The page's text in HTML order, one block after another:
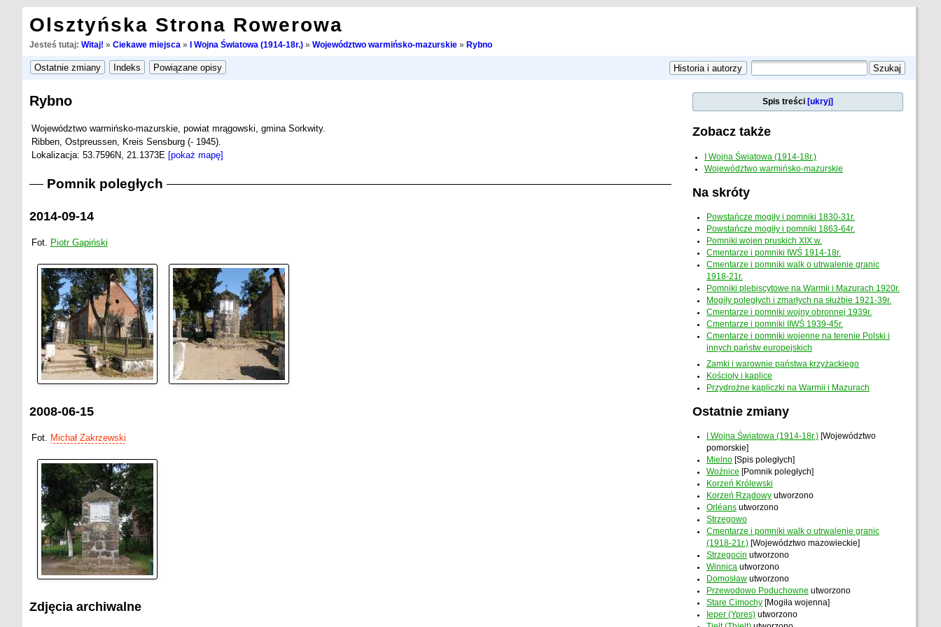
Olsztyńska Strona Rowerowa
Jesteś tutaj: Witaj! » Ciekawe miejsca » I Wojna Światowa (1914-18r.)» Województwo warmińsko-mazurskie» Rybno
Rybno
Województwo warmińsko-mazurskie, powiat mrągowski, gmina Sorkwity.
Ribben, Ostpreussen, Kreis Sensburg (- 1945).
Lokalizacja: 53.7596N, 21.1373E [pokaż mapę]
Pomnik poległych
2014-09-14
Fot. Piotr Gapiński
2008-06-15
Fot. Michał Zakrzewski
Zdjęcia archiwalne
Spis treści [ukryj]
Zobacz także
I Wojna Światowa (1914-18r.)
Województwo warmińsko-mazurskie
Na skróty
Powstańcze mogiły i pomniki 1830-31r.
Powstańcze mogiły i pomniki 1863-64r.
Pomniki wojen pruskich XIX w.
Cmentarze i pomniki IWŚ 1914-18r.
Cmentarze i pomniki walk o utrwalenie granic
1918-21r.
Pomniki plebiscytowe na Warmii i Mazurach 1920r.
Mogiły poległych i zmarłych na służbie 1921-39r.
Cmentarze i pomniki wojny obronnej 1939r.
Cmentarze i pomniki IIWŚ 1939-45r.
Cmentarze i pomniki wojenne na terenie Polski i
innych państw europejskich
Zamki i warownie państwa krzyżackiego
Kościoły i kaplice
Przydrożne kapliczki na Warmii i Mazurach
Ostatnie zmiany
I Wojna Światowa (1914-18r.) [Województwo
pomorskie]
Mielno [Spis poległych]
Woźnice [Pomnik poległych]
Korzeń Królewski
Korzeń Rządowy utworzono
Orléans utworzono
Strzegowo
Cmentarze i pomniki walk o utrwalenie granic
(1918-21r.) [Województwo mazowieckie]
Strzegocin utworzono
Winnica utworzono
Domosław utworzono
Przewodowo Poduchowne utworzono
Stare Cimochy [Mogiła wojenna]
Ieper (Ypres) utworzono